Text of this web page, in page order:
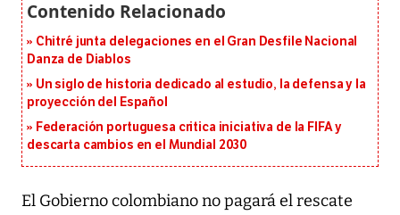
Chitré junta delegaciones en el Gran Desfile Nacional
Danza de Diablos
Un siglo de historia dedicado al estudio, la defensa y la
proyección del Español
Federación portuguesa critica iniciativa de la FIFA y
descarta cambios en el Mundial 2030
El Gobierno colombiano no pagará el rescate